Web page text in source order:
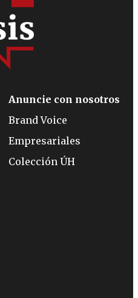
Anuncie con nosotros
Brand Voice
Empresariales
Colección ÚH